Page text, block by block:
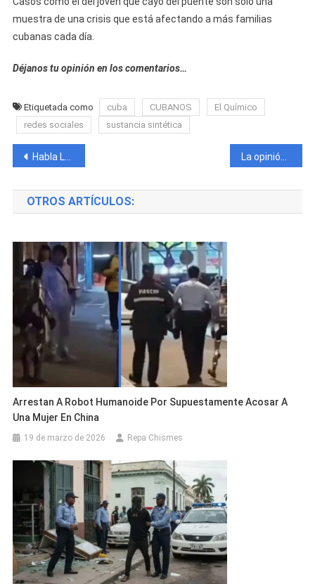
muestra de una crisis que está afectando a más familias
cubanas cada día.
Déjanos tu opinión en los comentarios…
Etiquetada como cuba CUBANOS
El Químico
redes sociales
sustancia sintética
Navegación
de
entradas
Habla La Cintumbare desde el centro de detención en el que se encuentra La opinión de un joven cubano sobre el consumo de “El Químico”: “Compras una bomba y con una patá vas a donde quieras”
OTROS ARTÍCULOS:
Arrestan A Robot Humanoide Por Supuestamente Acosar A
Una Mujer En China
19 de marzo de 2026 Repa Chismes